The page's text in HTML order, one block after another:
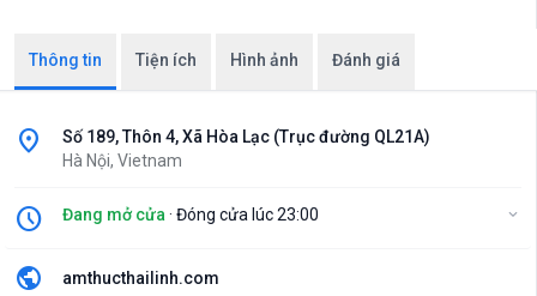
Thông tin Tiện ích Hình ảnh Đánh giá
location_on
Số 189, Thôn 4, Xã Hòa Lạc (Trục đường QL21A)
Hà Nội, Vietnam
schedule Đang mở cửa · Đóng cửa lúc 23:00 expand_more
public amthucthailinh.com